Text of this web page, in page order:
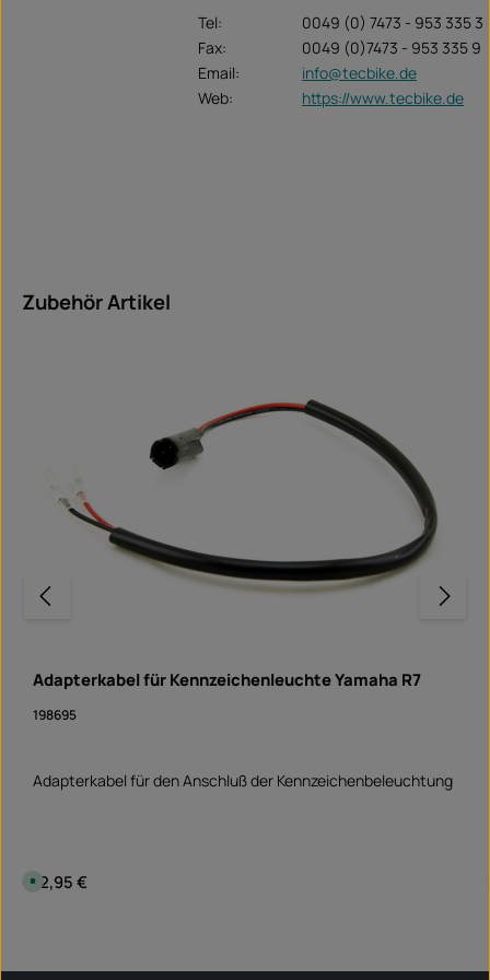
Tel:
0049 (0) 7473 - 953 335 3
Fax:
0049 (0)7473 - 953 335 9
Email:
info@tecbike.de
Web:
https://www.tecbike.de
Produktgalerie überspringen
Zubehör Artikel
Adapterkabel für Kennzeichenleuchte Yamaha R7
198695
Adapterkabel für den Anschluß der Kennzeichenbeleuchtung
Regulärer Preis:
S
o
e
12,95 €